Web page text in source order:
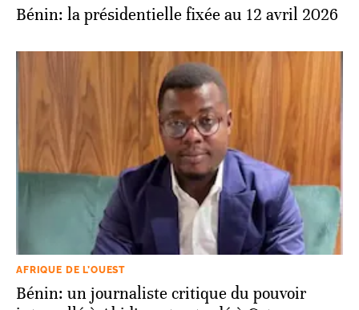
Bénin: la présidentielle fixée au 12 avril 2026
AFRIQUE DE L’OUEST
Bénin: un journaliste critique du pouvoir